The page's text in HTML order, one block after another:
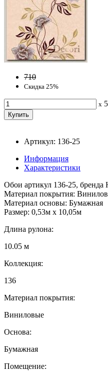
710
Скидка 25%
x
Артикул: 136-25
Информация
Характеристики
Обои артикул 136-25, бренда
Материал покрытия:
Материал основы: Бумажная
Размер: 0,53м x 10,05м
Длина рулона:
10.05 м
Коллекция:
136
Материал покрытия:
Виниловые
Основа:
Бумажная
Помещение: